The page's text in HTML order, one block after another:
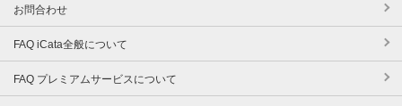
お問合わせ
FAQ iCata全般について
FAQ プレミアムサービスについて